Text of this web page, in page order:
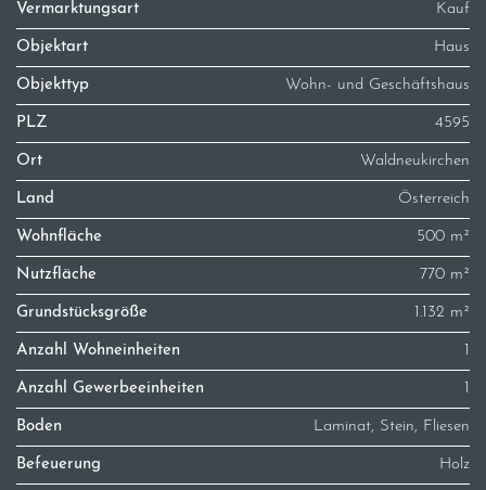
Vermarktungsart Kauf
Objektart Haus
Objekttyp Wohn- und Geschäftshaus
PLZ 4595
Ort Waldneukirchen
Land Österreich
Wohnfläche 500 m²
Nutzfläche 770 m²
Grundstücksgröße 1.132 m²
Anzahl Wohneinheiten 1
Anzahl Gewerbeeinheiten 1
Boden Laminat, Stein, Fliesen
Befeuerung Holz